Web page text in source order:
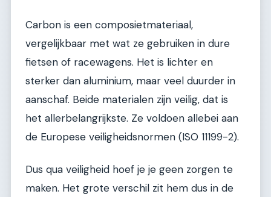
Carbon is een composietmateriaal,
vergelijkbaar met wat ze gebruiken in dure
fietsen of racewagens. Het is lichter en
sterker dan aluminium, maar veel duurder in
aanschaf. Beide materialen zijn veilig, dat is
het allerbelangrijkste. Ze voldoen allebei aan
de Europese veiligheidsnormen (ISO 11199-2).
Dus qua veiligheid hoef je je geen zorgen te
maken. Het grote verschil zit hem dus in de